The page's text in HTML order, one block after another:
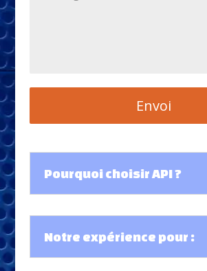
Envoi
Pourquoi choisir API ?
Notre expérience pour :